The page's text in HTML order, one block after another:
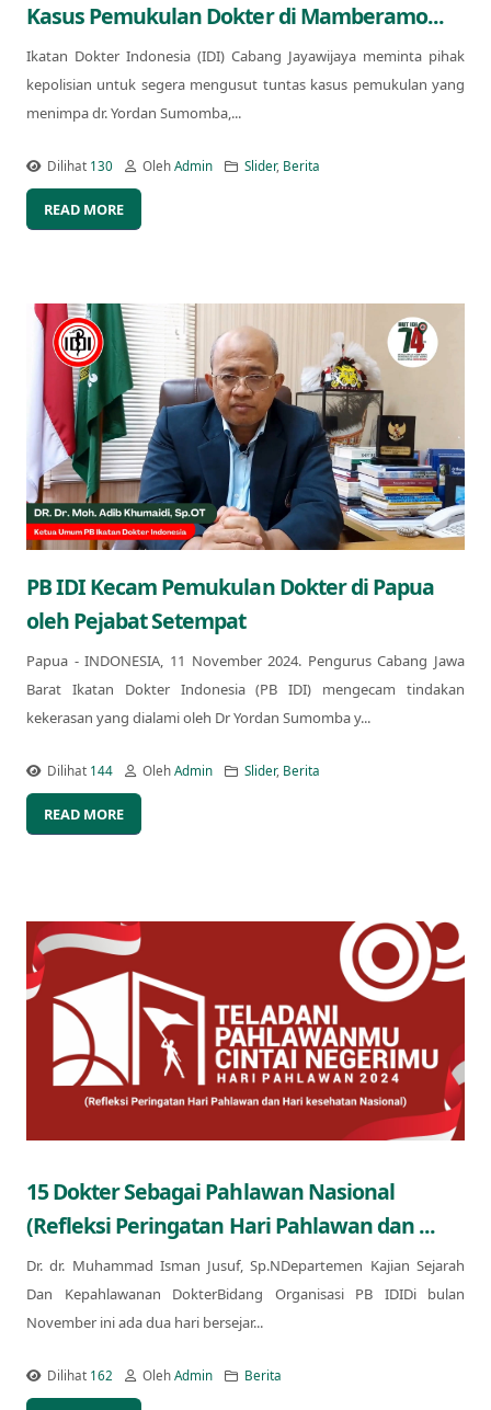
Kasus Pemukulan Dokter di Mamberamo...
Ikatan Dokter Indonesia (IDI) Cabang Jayawijaya meminta pihak
kepolisian untuk segera mengusut tuntas kasus pemukulan yang
menimpa dr. Yordan Sumomba,...
Dilihat 130 OlehAdmin Slider, Berita
READ MORE
PB IDI Kecam Pemukulan Dokter di Papua
oleh Pejabat Setempat
Papua - INDONESIA, 11 November 2024. Pengurus Cabang Jawa
Barat Ikatan Dokter Indonesia (PB IDI) mengecam tindakan
kekerasan yang dialami oleh Dr Yordan Sumomba y...
Dilihat 144 OlehAdmin Slider, Berita
READ MORE
15 Dokter Sebagai Pahlawan Nasional
(Refleksi Peringatan Hari Pahlawan dan ...
Dr. dr. Muhammad Isman Jusuf, Sp.NDepartemen Kajian Sejarah
Dan Kepahlawanan DokterBidang Organisasi PB IDIDi bulan
November ini ada dua hari bersejar...
Dilihat 162 OlehAdmin Berita